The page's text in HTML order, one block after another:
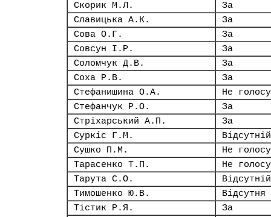
Скорик М.Л.
За
Славицька А.К.
За
Сова О.Г.
За
Совсун І.Р.
За
Соломчук Д.В.
За
Соха Р.В.
За
Стефанишина О.А.
Не
Стефанчук Р.О.
За
Стріхарський А.П.
За
Суркіс Г.М.
Відсутній
Сушко П.М.
Не
Тарасенко Т.П.
Не
Тарута С.О.
Відсутній
Тимошенко Ю.В.
Відсутня
Тістик Р.Я.
За